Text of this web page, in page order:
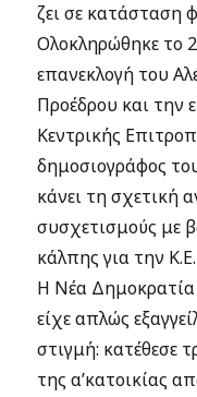
ζει σε κατάσταση
Ολοκληρώθηκε το
επανεκλογή του
Προέδρου και την
Κεντρικής
δημοσιογράφος
κάνει τη σχετική
συσχετισμούς με
κάλπης για την Κ.Ε.
Η Νέα
είχε απλώς
στιγμή: κατέθεσε
της α’κατοικίας